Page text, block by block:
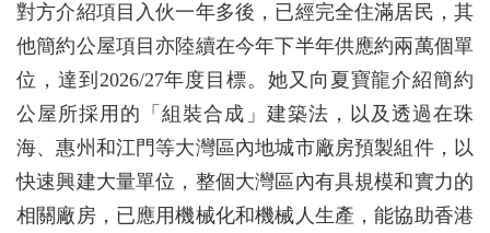
對方介紹項目入伙一年多後，已經完全住滿居民，其
他簡約公屋項目亦陸續在今年下半年供應約兩萬個單
位，達到2026/27年度目標。她又向夏寶龍介紹簡約
公屋所採用的「組裝合成」建築法，以及透過在珠
海、惠州和江門等大灣區內地城市廠房預製組件，以
快速興建大量單位，整個大灣區內有具規模和實力的
相關廠房，已應用機械化和機械人生產，能協助香港